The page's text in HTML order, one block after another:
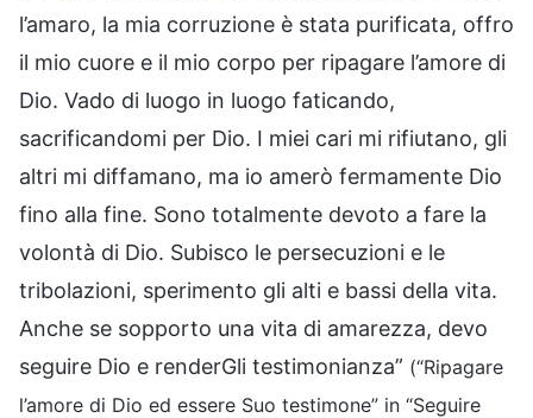
l’amaro, la mia corruzione è stata purificata, offro
il mio cuore e il mio corpo per ripagare l’amore di
Dio. Vado di luogo in luogo faticando,
sacrificandomi per Dio. I miei cari mi rifiutano, gli
altri mi diffamano, ma io amerò fermamente Dio
fino alla fine. Sono totalmente devoto a fare la
volontà di Dio. Subisco le persecuzioni e le
tribolazioni, sperimento gli alti e bassi della vita.
Anche se sopporto una vita di amarezza, devo
seguire Dio e renderGli testimonianza” (“Ripagare
l’amore di Dio ed essere Suo testimone” in “Seguire